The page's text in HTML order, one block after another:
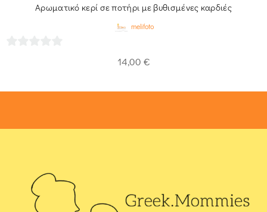
Αρωματικό κερί σε ποτήρι με βυθισμένες καρδιές
melifoto
14,00 €